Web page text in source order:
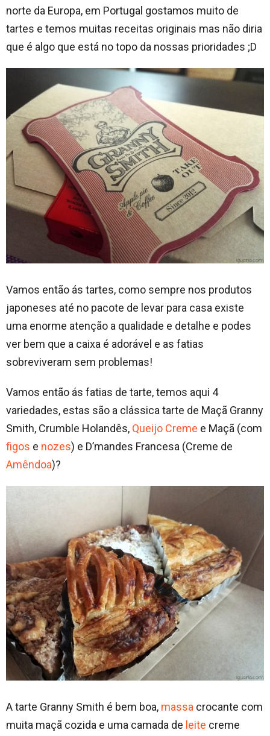
norte da Europa, em Portugal gostamos muito de
tartes e temos muitas receitas originais mas não diria
que é algo que está no topo da nossas prioridades ;D
Vamos então ás tartes, como sempre nos produtos
japoneses até no pacote de levar para casa existe
uma enorme atenção a qualidade e detalhe e podes
ver bem que a caixa é adorável e as fatias
sobreviveram sem problemas!
Vamos então ás fatias de tarte, temos aqui 4
variedades, estas são a clássica tarte de Maçã Granny
Smith, Crumble Holandês, Queijo Creme e Maçã (com
figos e nozes) e D’mandes Francesa (Creme de
Amêndoa)?
A tarte Granny Smith é bem boa, massa crocante com
muita maçã cozida e uma camada de leite creme